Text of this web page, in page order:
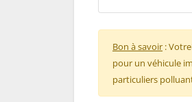
Bon à savoir :
pour un véhicule
particuliers